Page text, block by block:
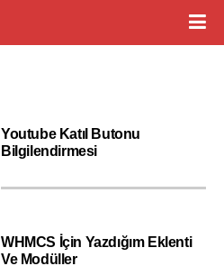
Youtube Katıl Butonu
Bilgilendirmesi
WHMCS İçin Yazdığım Eklenti
Ve Modüller